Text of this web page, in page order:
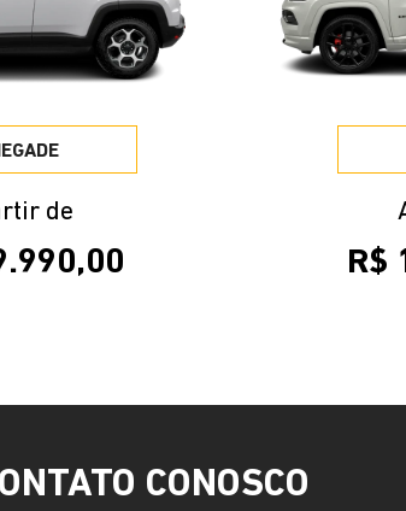
de
R$
CONOSCO